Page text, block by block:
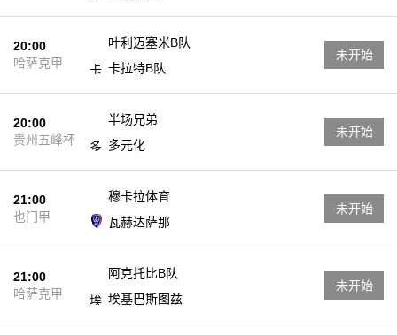
20:00
哈萨克甲
叶利迈塞米B队
卡拉特B队
未开始
20:00
贵州五峰杯
半场兄弟
多元化
未开始
21:00
也门甲
穆卡拉体育
瓦赫达萨那
未开始
21:00
哈萨克甲
阿克托比B队
埃基巴斯图兹
未开始